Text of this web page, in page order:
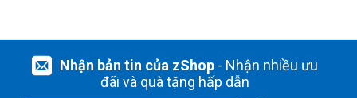
Nhận bản tin của zShop- Nhận nhiều ưu
đãi và quà tặng hấp dẫn